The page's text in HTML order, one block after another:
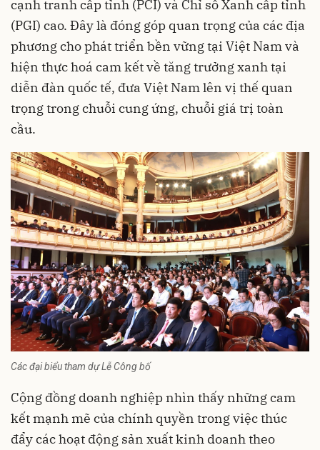
cạnh tranh cấp tỉnh (PCI) và Chỉ số Xanh cấp tỉnh
(PGI) cao. Đây là đóng góp quan trọng của các địa
phương cho phát triển bền vững tại Việt Nam và
hiện thực hoá cam kết về tăng trưởng xanh tại
diễn đàn quốc tế, đưa Việt Nam lên vị thế quan
trọng trong chuỗi cung ứng, chuỗi giá trị toàn
cầu.
Các đại biểu tham dự Lễ Công bố
Cộng đồng doanh nghiệp nhìn thấy những cam
kết mạnh mẽ của chính quyền trong việc thúc
đẩy các hoạt động sản xuất kinh doanh theo